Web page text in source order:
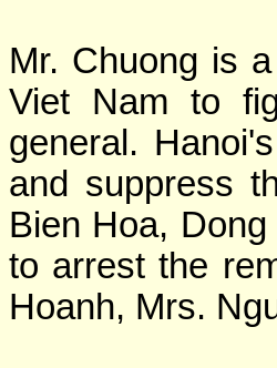
Mr. Chuong is
Viet Nam to
general.
and suppress
Bien Hoa,
to arrest the
Hoanh, Mrs.